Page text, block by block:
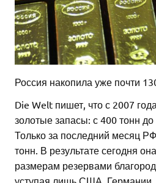
Россия накопила уже почти
Die Welt пишет, что с 2007
золотые запасы: с 400 тонн
Только за последний месяц
тонн. В результате сегодня
размерам резервами